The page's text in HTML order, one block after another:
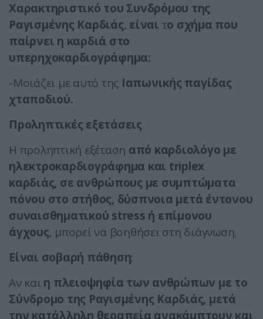
Χαρακτηριστικό του Συνδρόμου της
Ραγισμένης Καρδιάς, είναι το σχήμα που
παίρνει η καρδιά στο
υπερηχοκαρδιογράφημα:
-Μοιάζει με αυτό της Ιαπωνικής παγίδας
χταποδιού.
Προληπτικές εξετάσεις
Η προληπτική εξέταση από καρδιολόγο με
ηλεκτροκαρδιογράφημα και triplex
καρδιάς, σε ανθρώπους με συμπτώματα
πόνου στο στήθος, δύσπνοια μετά έντονου
συναισθηματικού stress ή επίμονου
άγχους, μπορεί να βοηθήσει στη διάγνωση.
Είναι σοβαρή πάθηση;
Αν και η πλειοψηφία των ανθρώπων με το
Σύνδρομο της Ραγισμένης Καρδιάς, μετά
την κατάλληλη θεραπεία ανακάμπτουν και